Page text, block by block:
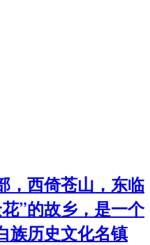
，西倚苍山，东临
”的故乡，是一个
族历史文化名镇